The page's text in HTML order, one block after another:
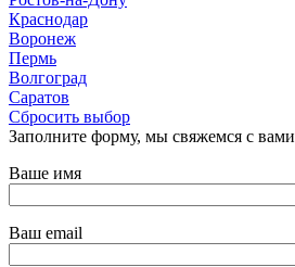
Краснодар
Воронеж
Пермь
Волгоград
Саратов
Сбросить выбор
Заполните форму, мы свяжемся с вами
Ваше имя
Ваш email